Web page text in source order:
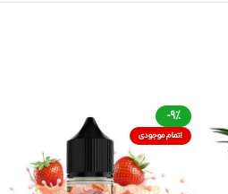
-9%
اتمام موجودی